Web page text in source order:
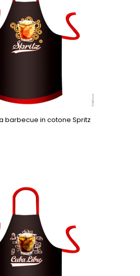
barbecue in cotone Spritz